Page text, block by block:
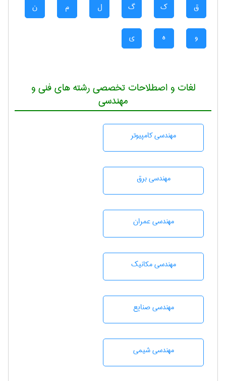
ق ک گ ل م ن
و ه ی
لغات و اصطلاحات تخصصی رشته های فنی و
مهندسی
مهندسی كامپيوتر
مهندسی برق
مهندسی عمران
مهندسی مکانیک
مهندسی صنايع
مهندسي شيمی